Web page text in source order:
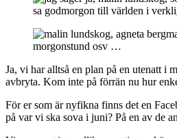
sa godmorgon till världen i
morgonstund osv …
Ja, vi har alltså en plan på en utenatt i
avbryta. Kom inte på förrän nu hur
För er som är nyfikna finns det en
på var vi ska sova i juni? På en av de